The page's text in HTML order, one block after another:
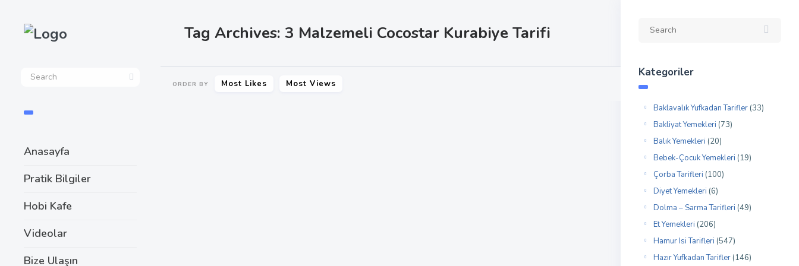
Anasayfa
Pratik Bilgiler
Hobi Kafe
Videolar
Bize Ulaşın
Tag Archives: 3 Malzemeli Cocostar Kurabiye Tarifi
ORDER BY Most Likes Most Views
Kategoriler
Baklavalık Yufkadan Tarifler (33)
Bakliyat Yemekleri (73)
Balık Yemekleri (20)
Bebek-Çocuk Yemekleri (19)
Çorba Tarifleri (100)
Diyet Yemekleri (6)
Dolma – Sarma Tarifleri (49)
Et Yemekleri (206)
Hamur Isi Tarifleri (547)
Hazır Yufkadan Tarifler (146)